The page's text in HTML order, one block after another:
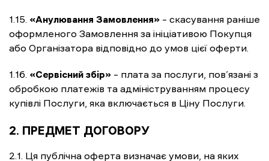
1.15. «Анулювання Замовлення» – скасування раніше
оформленого Замовлення за ініціативою Покупця
або Організатора відповідно до умов цієї оферти.
1.16. «Сервісний збір» – плата за послуги, пов’язані з
обробкою платежів та адмініструванням процесу
купівлі Послуги, яка включається в Ціну Послуги.
2. ПРЕДМЕТ ДОГОВОРУ
2.1. Ця публічна оферта визначає умови, на яких